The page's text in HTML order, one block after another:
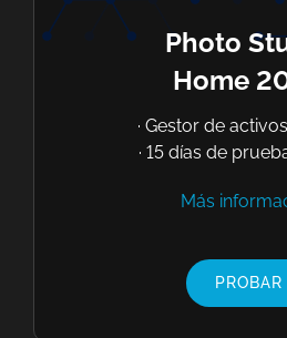
Photo
Home
· Gestor de
· 15 días de
Más
PROBAR